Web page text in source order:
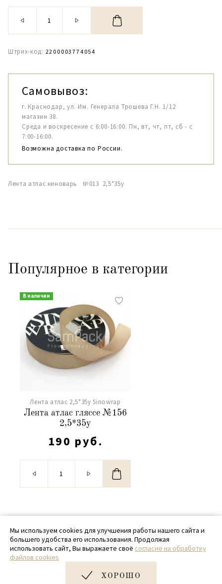
Штрих-код: 2200003774054
Самовывоз:
г. Краснодар, ул. Им. Генерала Трошева Г.Н. 1/12
магазин 38.
Среда и воскресение с 6:00-16:00. Пн, вт, чт, пт, сб - с
7:00-16:00.
Возможна доставка по России.
Лента атлас киноварь №013 2,5*35y
Популярное в категории
В наличии
Лента атлас 2,5*35y Sinowrap
Лента атлас гляссе №156
2,5*35y
190 руб.
© 2020 - 2026 SamPack
+ 7 (918) 699-97-87
zakaz@sampack.store
Дизайн и разработка сайта
Мы используем cookies для улучшения работы нашего сайта и
большего удобства его использования. Продолжая
использовать сайт, Вы выражаете своё согласие на обработку
файлов cookies
ХОРОШО